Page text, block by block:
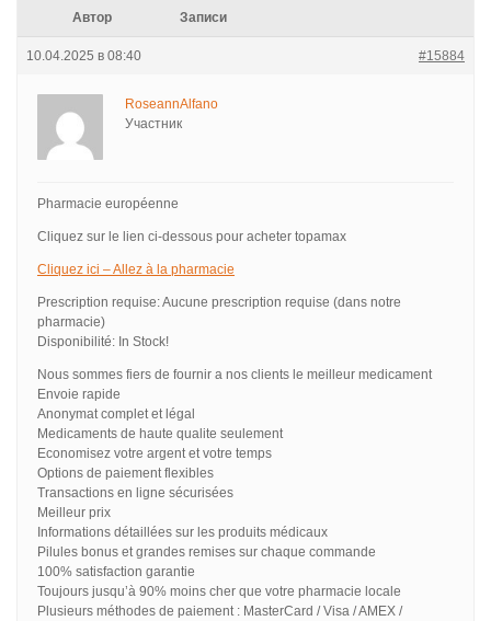
Автор Записи
10.04.2025 в 08:40 #15884
RoseannAlfano
Участник
Pharmacie européenne
Cliquez sur le lien ci-dessous pour acheter topamax
Cliquez ici – Allez à la pharmacie
Prescription requise: Aucune prescription requise (dans notre
pharmacie)
Disponibilité: In Stock!
Nous sommes fiers de fournir a nos clients le meilleur medicament
Envoie rapide
Anonymat complet et légal
Medicaments de haute qualite seulement
Economisez votre argent et votre temps
Options de paiement flexibles
Transactions en ligne sécurisées
Meilleur prix
Informations détaillées sur les produits médicaux
Pilules bonus et grandes remises sur chaque commande
100% satisfaction garantie
Toujours jusqu’à 90% moins cher que votre pharmacie locale
Plusieurs méthodes de paiement : MasterCard / Visa / AMEX /